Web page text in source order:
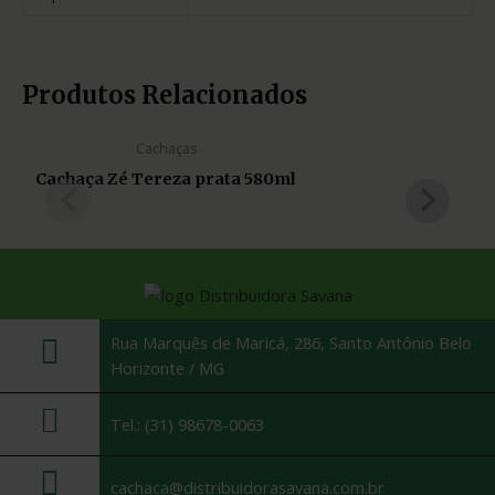
Produtos Relacionados
Cachaças
Cachaça Zé Tereza prata 580ml
Rua Marquês de Maricá, 286, Santo Antônio Belo
Horizonte / MG
Tel.: (31) 98678-0063
cachaca@distribuidorasavana.com.br